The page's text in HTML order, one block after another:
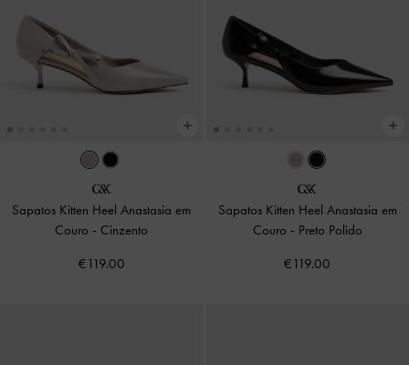
Sapatos Kitten Heel Anastasia em
Couro - Cinzento
€119.00
Sapatos Kitten Heel Anastasia em
Couro - Preto Polido
€119.00